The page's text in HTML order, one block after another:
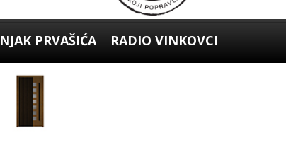
PRVAŠIĆA RADIO VINKOVCI